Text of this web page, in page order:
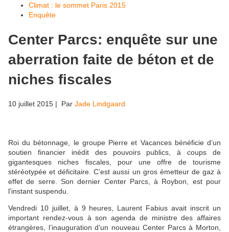
Climat : le sommet Paris 2015
Enquête
Center Parcs: enquête sur une
aberration faite de béton et de
niches fiscales
10 juillet 2015 | Par Jade Lindgaard
Roi du bétonnage, le groupe Pierre et Vacances bénéficie d’un
soutien financier inédit des pouvoirs publics, à coups de
gigantesques niches fiscales, pour une offre de tourisme
stéréotypée et déficitaire. C’est aussi un gros émetteur de gaz à
effet de serre. Son dernier Center Parcs, à Roybon, est pour
l'instant suspendu.
Vendredi 10 juillet, à 9 heures, Laurent Fabius avait inscrit un
important rendez-vous à son agenda de ministre des affaires
étrangères, l’inauguration d’un nouveau Center Parcs à Morton,